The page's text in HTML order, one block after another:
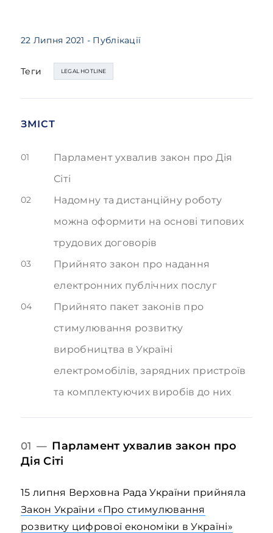
22 Липня 2021 - Публікації
Теги LEGAL HOTLINE
ЗМІСТ
01
Парламент ухвалив закон про Дія
Сіті
02
Надомну та дистанційну роботу
можна оформити на основі типових
трудових договорів
03
Прийнято закон про надання
електронних публічних послуг
04
Прийнято пакет законів про
стимулювання розвитку
виробництва в Україні
електромобілів, зарядних пристроїв
та комплектуючих виробів до них
01 — Парламент ухвалив закон про
Дія Сіті
15 липня Верховна Рада України прийняла
Закон України «Про стимулювання
розвитку цифрової економіки в Україні»